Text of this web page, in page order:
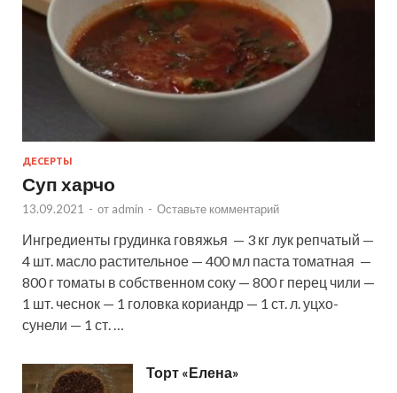
ДЕСЕРТЫ
Суп харчо
13.09.2021 - от admin - Оставьте комментарий
Ингредиенты грудинка говяжья — 3 кг лук репчатый —
4 шт. масло растительное — 400 мл паста томатная —
800 г томаты в собственном соку — 800 г перец чили —
1 шт. чеснок — 1 головка кориандр — 1 ст. л. уцхо-
сунели — 1 ст. …
Торт «Елена»